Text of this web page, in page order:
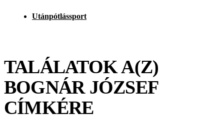
Utánpótlássport
TALÁLATOK A(Z)
BOGNÁR JÓZSEF
CÍMKÉRE